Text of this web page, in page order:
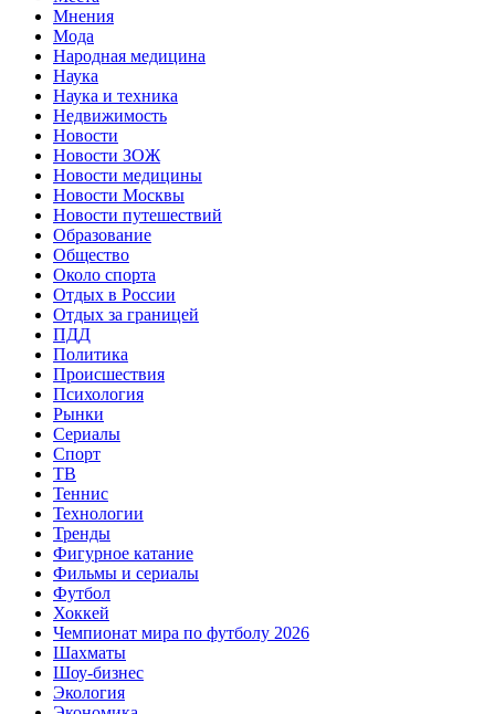
Мнения
Мода
Народная медицина
Наука
Наука и техника
Недвижимость
Новости
Новости ЗОЖ
Новости медицины
Новости Москвы
Новости путешествий
Образование
Общество
Около спорта
Отдых в России
Отдых за границей
ПДД
Политика
Происшествия
Психология
Рынки
Сериалы
Спорт
ТВ
Теннис
Технологии
Тренды
Фигурное катание
Фильмы и сериалы
Футбол
Хоккей
Чемпионат мира по футболу 2026
Шахматы
Шоу-бизнес
Экология